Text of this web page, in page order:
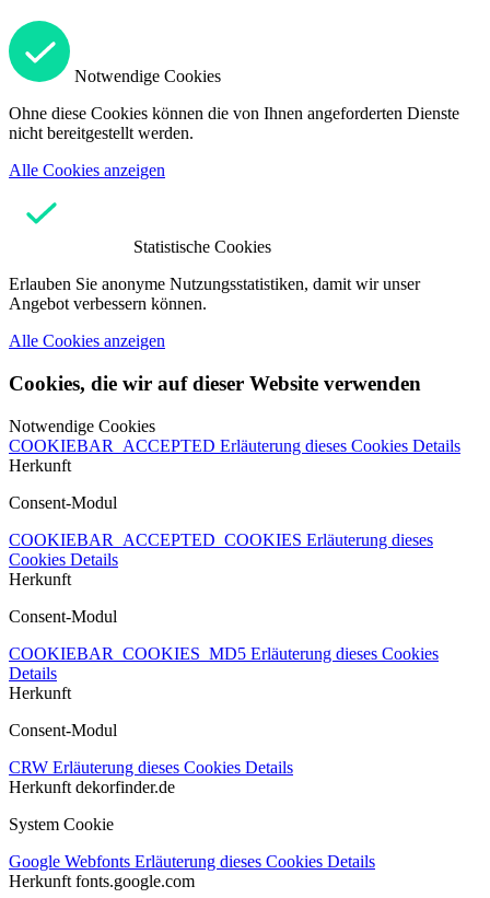
Notwendige Cookies
Ohne diese Cookies können die von Ihnen angeforderten Dienste
nicht bereitgestellt werden.
Alle Cookies anzeigen
Statistische Cookies
Erlauben Sie anonyme Nutzungsstatistiken, damit wir unser
Angebot verbessern können.
Alle Cookies anzeigen
Cookies, die wir auf dieser Website verwenden
Notwendige Cookies
COOKIEBAR_ACCEPTED Erläuterung dieses Cookies Details
Herkunft
Consent-Modul
COOKIEBAR_ACCEPTED_COOKIES Erläuterung dieses
Cookies Details
Herkunft
Consent-Modul
COOKIEBAR_COOKIES_MD5 Erläuterung dieses Cookies
Details
Herkunft
Consent-Modul
CRW Erläuterung dieses Cookies Details
Herkunft dekorfinder.de
System Cookie
Google Webfonts Erläuterung dieses Cookies Details
Herkunft fonts.google.com